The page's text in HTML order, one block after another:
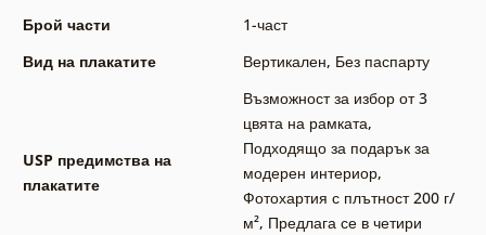
Брой части
1-част
Вид на плакатите
Вертикален, Без паспарту
USP предимства на
плакатите
Възможност за избор от 3
цвята на рамката,
Подходящо за подарък за
модерен интериор,
Фотохартия с плътност 200 г/
м², Предлага се в четири